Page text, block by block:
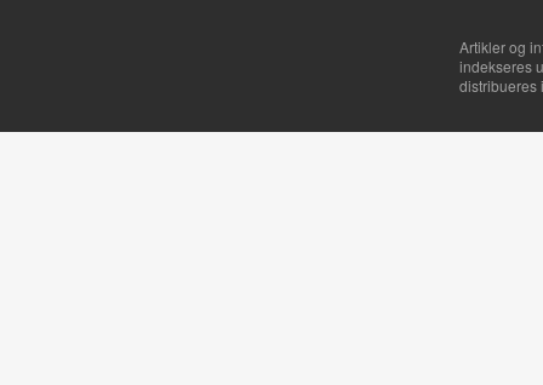
Artikler og
indekseres
distribueres